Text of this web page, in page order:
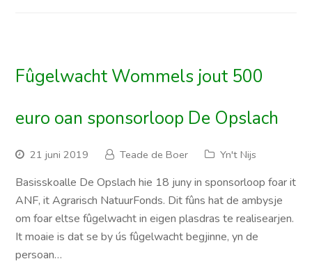
Fûgelwacht Wommels jout 500
euro oan sponsorloop De Opslach
21 juni 2019 Teade de Boer Yn't Nijs
Basisskoalle De Opslach hie 18 juny in sponsorloop foar it
ANF, it Agrarisch NatuurFonds. Dit fûns hat de ambysje
om foar eltse fûgelwacht in eigen plasdras te realisearjen.
It moaie is dat se by ús fûgelwacht begjinne, yn de
persoan…